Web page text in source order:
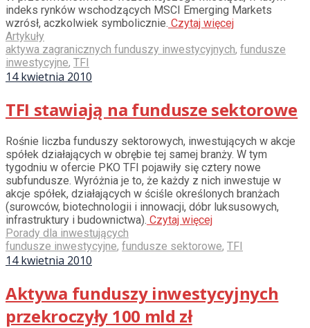
indeks rynków wschodzących MSCI Emerging Markets
wzrósł, aczkolwiek symbolicznie. Czytaj więcej
Artykuły
aktywa zagranicznych funduszy inwestycyjnych, fundusze
inwestycyjne, TFI
14 kwietnia 2010
TFI stawiają na fundusze sektorowe
Rośnie liczba funduszy sektorowych, inwestujących w akcje
spółek działających w obrębie tej samej branży. W tym
tygodniu w ofercie PKO TFI pojawiły się cztery nowe
subfundusze. Wyróżnia je to, że każdy z nich inwestuje w
akcje spółek, działających w ściśle określonych branżach
(surowców, biotechnologii i innowacji, dóbr luksusowych,
infrastruktury i budownictwa). Czytaj więcej
Porady dla inwestujących
fundusze inwestycyjne, fundusze sektorowe, TFI
14 kwietnia 2010
Aktywa funduszy inwestycyjnych
przekroczyły 100 mld zł